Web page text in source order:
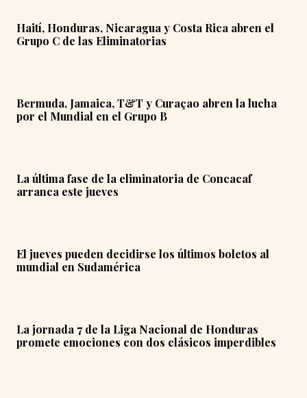
Haití, Honduras, Nicaragua y Costa Rica abren el
Grupo C de las Eliminatorias
Bermuda, Jamaica, T&T y Curaçao abren la lucha
por el Mundial en el Grupo B
La última fase de la eliminatoria de Concacaf
arranca este jueves
El jueves pueden decidirse los últimos boletos al
mundial en Sudamérica
La jornada 7 de la Liga Nacional de Honduras
promete emociones con dos clásicos imperdibles